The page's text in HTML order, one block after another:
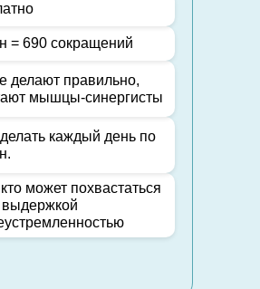
= 690 сокращений
делают правильно,
мышцы-синергисты
каждый день по
может похвастаться
выдержкой